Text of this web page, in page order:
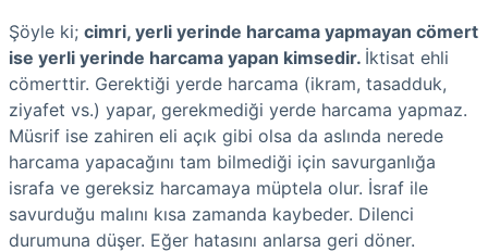
Şöyle ki; cimri, yerli yerinde harcama yapmayan cömert
ise yerli yerinde harcama yapan kimsedir. İktisat ehli
cömerttir. Gerektiği yerde harcama (ikram, tasadduk,
ziyafet vs.) yapar, gerekmediği yerde harcama yapmaz.
Müsrif ise zahiren eli açık gibi olsa da aslında nerede
harcama yapacağını tam bilmediği için savurganlığa
israfa ve gereksiz harcamaya müptela olur. İsraf ile
savurduğu malını kısa zamanda kaybeder. Dilenci
durumuna düşer. Eğer hatasını anlarsa geri döner.